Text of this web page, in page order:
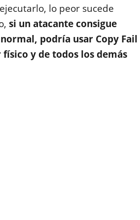
lo peor sucede
si un atacante consigue
podría usar Copy Fail
y de todos los demás